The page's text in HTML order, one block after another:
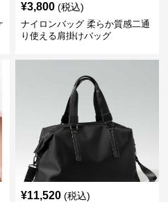
¥3,800 (税込)
ナイロンバッグ 柔らか質感二通
り使える肩掛けバッグ
¥11,520 (税込)